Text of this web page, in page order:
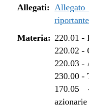
dal 27/10/2021 al
dal 12/08/2021 al
dal 27/04/2021 al
dal 26/02/2021 al
Allegati:
Materia: 220.01 -
220.02 -
220.03-
230.00-
170.05
azionarie